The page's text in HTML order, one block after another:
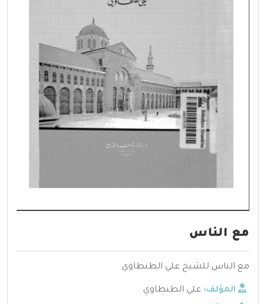
مع الناس
مع الناس للشيخ علي الطنطاوي
المؤلف: علي الطنطاوي